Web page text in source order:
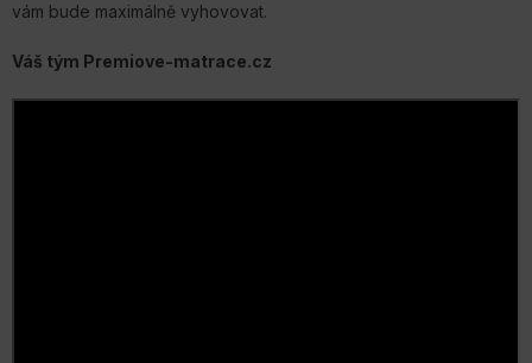
vám bude maximálně vyhovovat.
Váš tým Premiove-matrace.cz